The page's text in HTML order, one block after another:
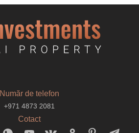
Număr de telefon
+971 4873 2081
Cotact